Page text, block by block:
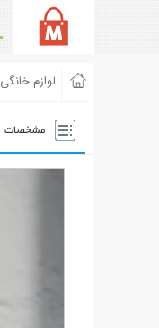
لوازم خانگی
مشخصات